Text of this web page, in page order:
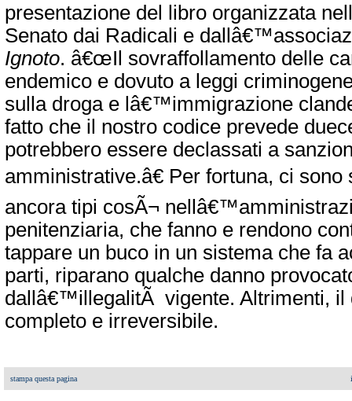
presentazione del libro organizzata
Senato dai Radicali e
Ignoto. â€œIl sovraffollamento delle
endemico e dovuto a leggi
sulla droga e lâ€™immigrazione
fatto che il nostro codice prevede
potrebbero essere declassati a
amministrative.â€ Per fortuna, ci
ancora tipi cosÃ¬
penitenziaria, che fanno e rendono
tappare un buco in un sistema che fa
parti, riparano qualche danno
dallâ€™illegalitÃ vigente. Altrimenti, il
completo e irreversibile.
stampa questa pagina